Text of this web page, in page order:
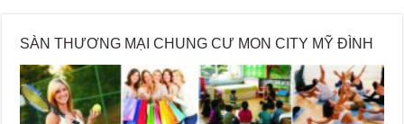
SÀN THƯƠNG MẠI CHUNG CƯ MON CITY MỸ ĐÌNH